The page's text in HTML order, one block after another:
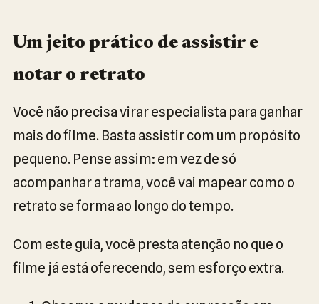
Um jeito prático de assistir e
notar o retrato
Você não precisa virar especialista para ganhar
mais do filme. Basta assistir com um propósito
pequeno. Pense assim: em vez de só
acompanhar a trama, você vai mapear como o
retrato se forma ao longo do tempo.
Com este guia, você presta atenção no que o
filme já está oferecendo, sem esforço extra.